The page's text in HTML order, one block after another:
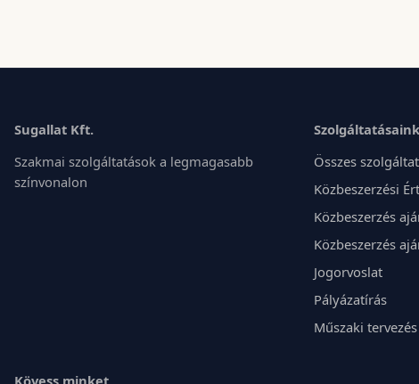
Sugallat Kft.
Szakmai szolgáltatások a legmagasabb
színvonalon
Szolgáltatásaink
Összes
Közbeszerzési
Közbeszerzés
Közbeszerzés
Jogorvoslat
Pályázatírás
Műszaki tervezés